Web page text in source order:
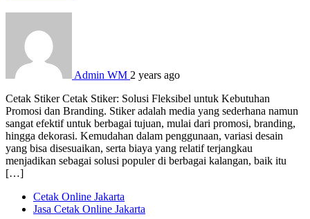
Admin WM 2 years ago
Cetak Stiker Cetak Stiker: Solusi Fleksibel untuk Kebutuhan
Promosi dan Branding. Stiker adalah media yang sederhana namun
sangat efektif untuk berbagai tujuan, mulai dari promosi, branding,
hingga dekorasi. Kemudahan dalam penggunaan, variasi desain
yang bisa disesuaikan, serta biaya yang relatif terjangkau
menjadikan sebagai solusi populer di berbagai kalangan, baik itu
[…]
Cetak Online Jakarta
Jasa Cetak Online Jakarta